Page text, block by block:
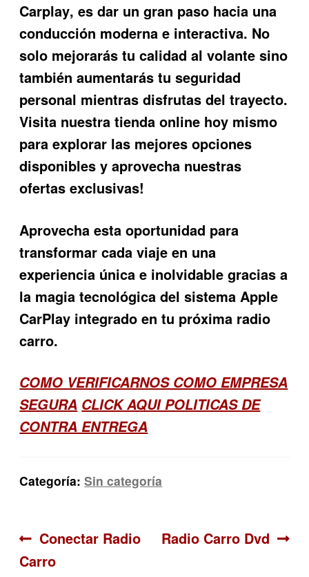
Carplay, es dar un gran paso hacia una
conducción moderna e interactiva. No
solo mejorarás tu calidad al volante sino
también aumentarás tu seguridad
personal mientras disfrutas del trayecto.
Visita nuestra tienda online hoy mismo
para explorar las mejores opciones
disponibles y aprovecha nuestras
ofertas exclusivas!
Aprovecha esta oportunidad para
transformar cada viaje en una
experiencia única e inolvidable gracias a
la magia tecnológica del sistema Apple
CarPlay integrado en tu próxima radio
carro.
COMO VERIFICARNOS COMO EMPRESA
SEGURA CLICK AQUI POLITICAS DE
CONTRA ENTREGA
Categoría:Sin categoría
Navegación
Anterior:
Conectar Radio
Carro
Siguiente:
Radio Carro Dvd